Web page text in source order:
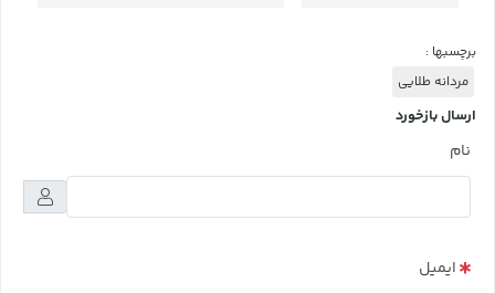
برچسبها :
مردانه طلایی
ارسال بازخورد
نام
ایمیل